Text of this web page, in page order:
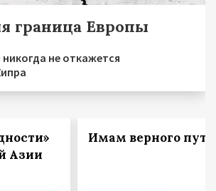
граница Европы
не откажется
Азии
Имам верного пути